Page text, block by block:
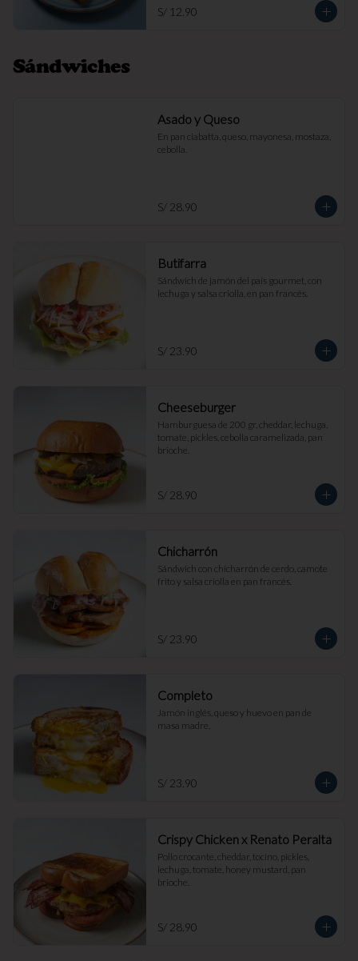
S/ 12.90
Sándwiches
Asado y Queso
En pan ciabatta, queso, mayonesa, mostaza,
cebolla.
S/ 28.90
Butifarra
Sándwich de jamón del país gourmet, con
lechuga y salsa criolla, en pan francés.
S/ 23.90
Cheeseburger
Hamburguesa de 200 gr, cheddar, lechuga,
tomate, pickles, cebolla caramelizada, pan
brioche.
S/ 28.90
Chicharrón
Sándwich con chicharrón de cerdo, camote
frito y salsa criolla en pan francés.
S/ 23.90
Completo
Jamón inglés, queso y huevo en pan de
masa madre.
S/ 23.90
Crispy Chicken x Renato Peralta
Pollo crocante, cheddar, tocino, pickles,
lechuga, tomate, honey mustard, pan
brioche.
S/ 28.90